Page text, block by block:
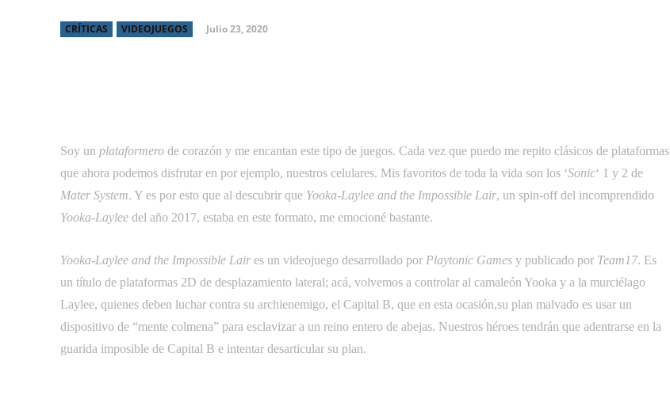
CRÍTICAS VIDEOJUEGOS Julio 23, 2020
Soy un plataformero de corazón y me encantan este tipo de juegos. Cada vez que puedo me repito clásicos de plataformas
que ahora podemos disfrutar en por ejemplo, nuestros celulares. Mis favoritos de toda la vida son los ‘Sonic‘ 1 y 2 de
Mater System. Y es por esto que al descubrir que  Yooka-Laylee and the Impossible Lair, un spin-off del incomprendido
Yooka-Laylee  del año 2017, estaba en este formato, me emocioné bastante.
Yooka-Laylee and the Impossible Lair  es un videojuego desarrollado por Playtonic Games y publicado por Team17. Es
un título de plataformas 2D de desplazamiento lateral; acá, volvemos a controlar al camaleón Yooka y a la murciélago
Laylee, quienes deben luchar contra su archienemigo, el Capital B, que en esta ocasión,su plan malvado es usar un
dispositivo de “mente colmena” para esclavizar a un reino entero de abejas. Nuestros héroes tendrán que adentrarse en la
guarida imposible de Capital B e intentar desarticular su plan.